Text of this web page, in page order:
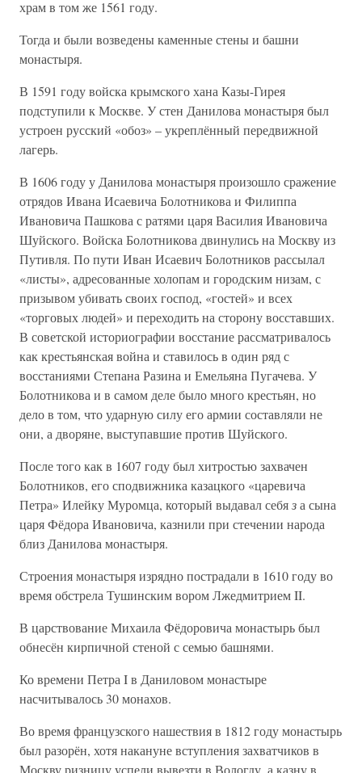
храм в том же 1561 году.
Тогда и были возведены каменные стены и башни
монастыря.
В 1591 году войска крымского хана Казы-Гирея
подступили к Москве. У стен Данилова монастыря был
устроен русский «обоз» – укреплённый передвижной
лагерь.
В 1606 году у Данилова монастыря произошло сражение
отрядов Ивана Исаевича Болотникова и Филиппа
Ивановича Пашкова с ратями царя Василия Ивановича
Шуйского. Войска Болотникова двинулись на Москву из
Путивля. По пути Иван Исаевич Болотников рассылал
«листы», адресованные холопам и городским низам, с
призывом убивать своих господ, «гостей» и всех
«торговых людей» и переходить на сторону восставших.
В советской историографии восстание рассматривалось
как крестьянская война и ставилось в один ряд с
восстаниями Степана Разина и Емельяна Пугачева. У
Болотникова и в самом деле было много крестьян, но
дело в том, что ударную силу его армии составляли не
они, а дворяне, выступавшие против Шуйского.
После того как в 1607 году был хитростью захвачен
Болотников, его сподвижника казацкого «царевича
Петра» Илейку Муромца, который выдавал себяза сына
царя Фёдора Ивановича, казнили при стечении народа
близ Данилова монастыря.
Строения монастыря изрядно пострадали в 1610 году во
время обстрела Тушинским вором Лжедмитрием II.
В царствование Михаила Фёдоровича монастырь был
обнесён кирпичной стеной с семью башнями.
Ко времени Петра I в Даниловом монастыре
насчитывалось 30 монахов.
Во время французского нашествия в 1812 году монастырь
был разорён, хотя накануне вступления захватчиков в